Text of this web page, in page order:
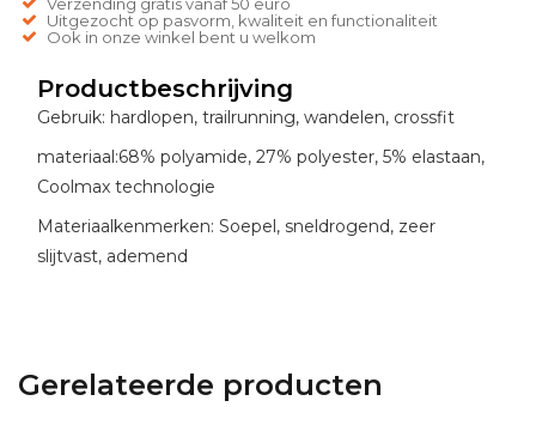
Verzending gratis vanaf 50 euro
Uitgezocht op pasvorm, kwaliteit en functionaliteit
Ook in onze winkel bent u welkom
Productbeschrijving
Gebruik: hardlopen, trailrunning, wandelen, crossfit
materiaal:68% polyamide, 27% polyester, 5% elastaan,
Coolmax technologie
Materiaalkenmerken: Soepel, sneldrogend, zeer
slijtvast, ademend
Gerelateerde producten